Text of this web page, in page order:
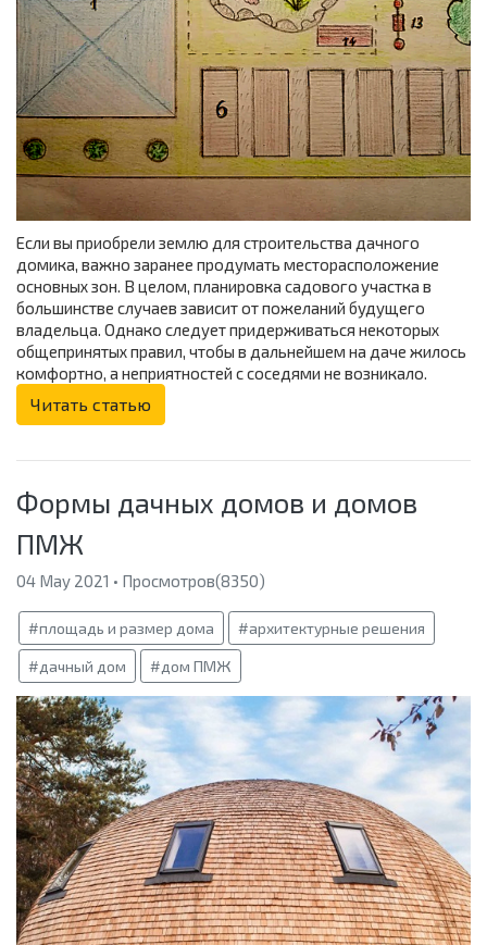
Если вы приобрели землю для строительства дачного
домика, важно заранее продумать месторасположение
основных зон. В целом, планировка садового участка в
большинстве случаев зависит от пожеланий будущего
владельца. Однако следует придерживаться некоторых
общепринятых правил, чтобы в дальнейшем на даче жилось
комфортно, а неприятностей с соседями не возникало.
Читать статью
Формы дачных домов и домов
ПМЖ
04 May 2021 • Просмотров(8350)
#площадь и размер дома #архитектурные решения
#дачный дом #дом ПМЖ